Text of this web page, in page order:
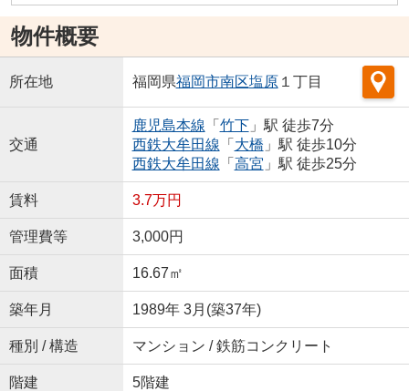
物件概要
所在地 福岡県福岡市南区塩原１丁目
交通
鹿児島本線 「 竹下」駅 徒歩7分
西鉄大牟田線 「 大橋 」駅 徒歩10分
西鉄大牟田線 「 高宮 」駅 徒歩25分
賃料 3.7万円
管理費等 3,000円
面積 16.67㎡
築年月 1989年 3月(築37年)
種別 / 構造 マンション / 鉄筋コンクリート
階建 5階建